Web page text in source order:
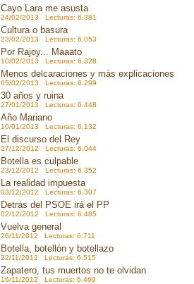
Cayo Lara me asusta
24/02/2013 Lecturas: 6.381
Cultura o basura
23/02/2013 Lecturas: 6.053
Por Rajoy... Maaato
10/02/2013 Lecturas: 6.328
Menos delcaraciones y más explicaciones
05/02/2013 Lecturas: 6.299
30 años y ruina
27/01/2013 Lecturas: 6.448
Año Mariano
10/01/2013 Lecturas: 6.132
El discurso del Rey
27/12/2012 Lecturas: 6.044
Botella es culpable
23/12/2012 Lecturas: 6.352
La realidad impuesta
03/12/2012 Lecturas: 6.307
Detrás del PSOE irá el PP
02/12/2012 Lecturas: 6.485
Vuelva general
26/11/2012 Lecturas: 6.711
Botella, botellón y botellazo
22/11/2012 Lecturas: 6.515
Zapatero, tus muertos no te olvidan
16/11/2012 Lecturas: 6.469